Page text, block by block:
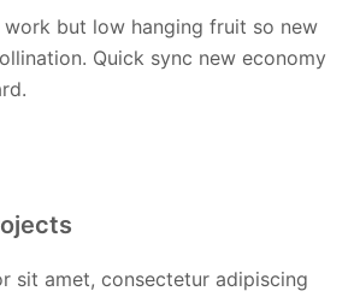
but low hanging fruit so new
Quick sync new economy
sit amet, consectetur adipiscing